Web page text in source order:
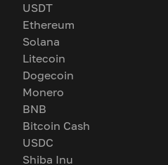
USDT
Ethereum
Solana
Litecoin
Dogecoin
Monero
BNB
Bitcoin Cash
USDC
Shiba Inu